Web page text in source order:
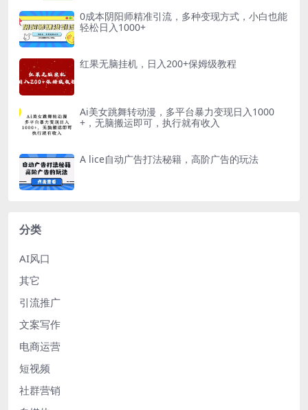
0成本阴阳师精准引流，多种变现方式，小白也能
轻松日入1000+
红果无脑挂机，日入200+保姆级教程
Ai美女跳舞转动漫，多平台暴力变现日入1000
+，无脑搬运即可，执行就有收入
A lice自动广告打法秘籍，高阶广告的玩法
分类
AI风口
其它
引流推广
文案写作
电商运营
短视频
社群营销